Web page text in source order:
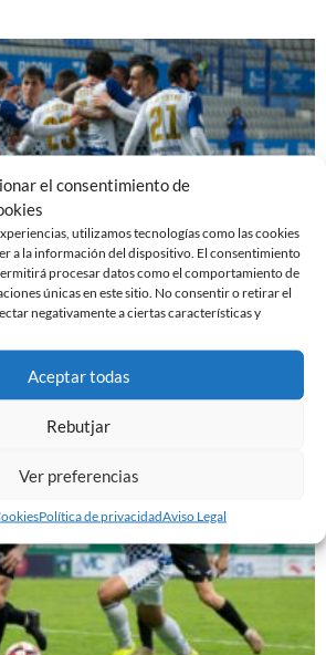
el consentimiento de
utilizamos tecnologías como las cookies
a la información del dispositivo. El consentimiento
procesar datos como el comportamiento de
únicas en este sitio. No consentir o retirar el
negativamente a ciertas características y
Aceptar todas
Rebutjar
Ver preferencias
Política de privacidadAviso Legal
– CULTURAL LEONESA